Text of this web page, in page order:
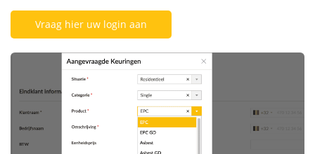
Vraag hier uw login aan